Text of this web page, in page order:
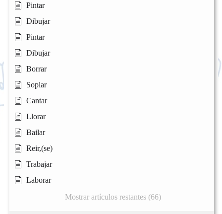
Pintar
Dibujar
Pintar
Dibujar
Borrar
Soplar
Cantar
Llorar
Bailar
Reir,(se)
Trabajar
Laborar
Mostrar artículos restantes (66)